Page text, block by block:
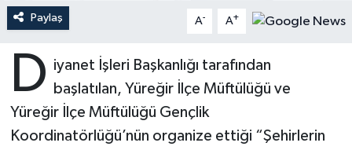
Paylaş A- A+
D iyanet İşleri Başkanlığı tarafından
başlatılan, Yüreğir İlçe Müftülüğü ve
Yüreğir İlçe Müftülüğü Gençlik
Koordinatörlüğü’nün organize ettiği “Şehirlerin
Balıkesir Müftülüğü
Batman Müftülüğü
Bayburt Müftülüğü
Peygamberimizin Hayatı
Sahabeler
Zekat
DİYANET RADYO/TV
Dünya
Eğitim